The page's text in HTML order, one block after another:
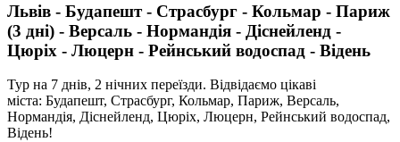
Львів - Будапешт - Страсбург - Кольмар - Париж
(3 дні) - Версаль - Нормандія - Діснейленд -
Цюріх - Люцерн - Рейнський водоспад - Відень
Тур на 7 днів, 2 нічних переїзди. Відвідаємо цікаві
міста: Будапешт, Страсбург, Кольмар, Париж, Версаль,
Нормандія, Діснейленд, Цюріх, Люцерн, Рейнський водоспад,
Відень!